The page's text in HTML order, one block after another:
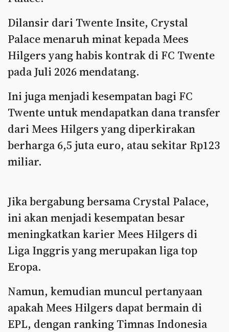
Dilansir dari Twente Insite, Crystal
Palace menaruh minat kepada Mees
Hilgers yang habis kontrak di FC Twente
pada Juli 2026 mendatang.
Ini juga menjadi kesempatan bagi FC
Twente untuk mendapatkan dana transfer
dari Mees Hilgers yang diperkirakan
berharga 6,5 juta euro, atau sekitar Rp123
miliar.
Jika bergabung bersama Crystal Palace,
ini akan menjadi kesempatan besar
meningkatkan karier Mees Hilgers di
Liga Inggris yang merupakan liga top
Eropa.
Namun, kemudian muncul pertanyaan
apakah Mees Hilgers dapat bermain di
EPL, dengan ranking Timnas Indonesia